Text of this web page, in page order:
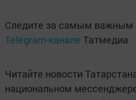
Следите за самым важным
Telegram-канале Татмедиа
Читайте новости
национальном